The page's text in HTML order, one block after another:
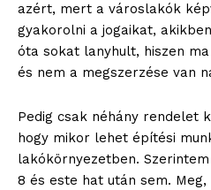
azért, mert a városlakók
gyakorolni a jogaikat,
óta sokat lanyhult, hiszen
és nem a megszerzése van
Pedig csak néhány rendelet
hogy mikor lehet építési
lakókörnyezetben.
8 és este hat után sem.